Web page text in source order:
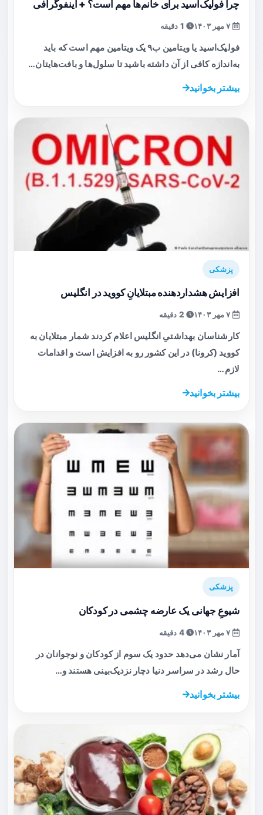
چرا فولیک‌اسید برای خانم‌ها مهم است؟ + اینفوگرافی
فولیک‌اسید یا ویتامین ب۹ یک ویتامین مهم است که باید
به‌اندازه کافی از آن داشته باشید تا سلول‌ها و بافت‌هایتان…
بیشتر بخوانید
پزشکی
افزایش هشداردهنده مبتلایانِ کووید در انگلیس
کارشناسان بهداشتیِ انگلیس اعلام کردند شمار مبتلایان به
کووید (کرونا) در این کشور رو به افزایش است و اقدامات
لازم…
بیشتر بخوانید
پزشکی
شیوعِ جهانی یک عارضه چشمی در کودکان
4 دقیقه
آمار نشان می‌دهد حدود یک سوم از کودکان و نوجوانان در
حال رشد در سراسر دنیا دچار نزدیک‌بینی هستند و…
بیشتر بخوانید